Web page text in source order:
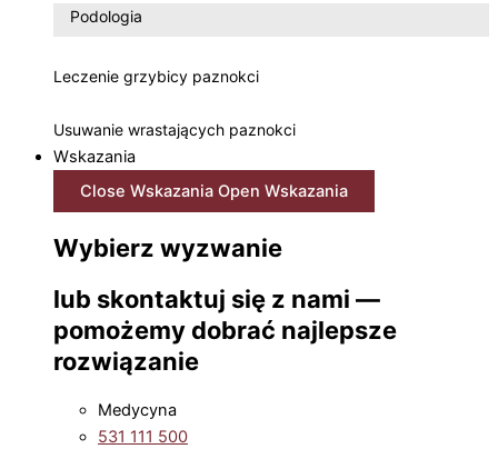
Podologia
Leczenie grzybicy paznokci
Usuwanie wrastających paznokci
Wskazania
Close Wskazania Open Wskazania
Wybierz wyzwanie
lub skontaktuj się z nami —
pomożemy dobrać najlepsze
rozwiązanie
Medycyna
531 111 500